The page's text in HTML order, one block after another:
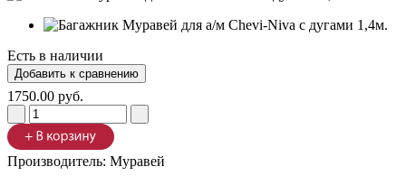
Есть в наличии
1750.00 руб.
Производитель: Муравей